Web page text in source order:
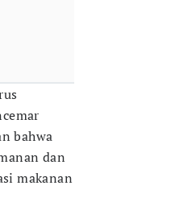
bahwa
dan
makanan